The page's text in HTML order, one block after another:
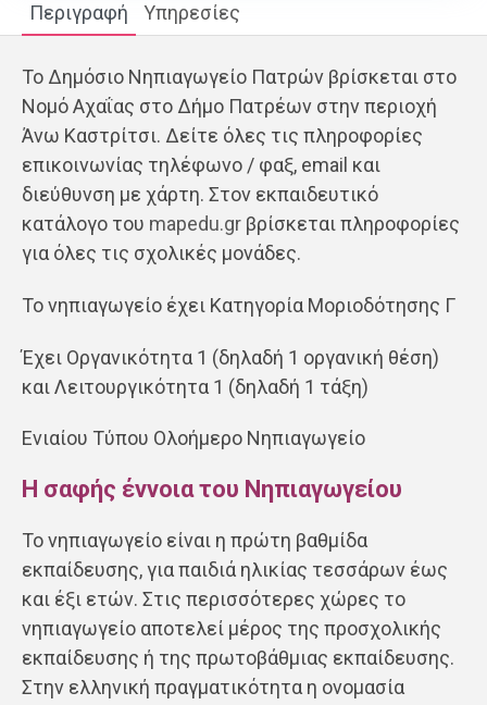
Περιγραφή Υπηρεσίες
Το Δημόσιο Νηπιαγωγείο Πατρών βρίσκεται στο
Νομό Αχαΐας στο Δήμο Πατρέων στην περιοχή
Άνω Καστρίτσι. Δείτε όλες τις πληροφορίες
επικοινωνίας τηλέφωνο / φαξ, email και
διεύθυνση με χάρτη. Στον εκπαιδευτικό
κατάλογο του mapedu.gr βρίσκεται πληροφορίες
για όλες τις σχολικές μονάδες.
Το νηπιαγωγείο έχει Κατηγορία Μοριοδότησης Γ
Έχει Οργανικότητα 1 (δηλαδή 1 οργανική θέση)
και Λειτουργικότητα 1 (δηλαδή 1 τάξη)
Ενιαίου Τύπου Ολοήμερο Νηπιαγωγείο
Η σαφής έννοια του Νηπιαγωγείου
Το νηπιαγωγείο είναι η πρώτη βαθμίδα
εκπαίδευσης, για παιδιά ηλικίας τεσσάρων έως
και έξι ετών. Στις περισσότερες χώρες το
νηπιαγωγείο αποτελεί μέρος της προσχολικής
εκπαίδευσης ή της πρωτοβάθμιας εκπαίδευσης.
Στην ελληνική πραγματικότητα η ονομασία